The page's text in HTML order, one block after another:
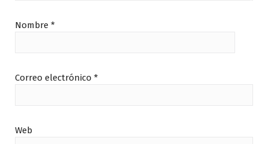
Nombre *
Correo electrónico *
Web